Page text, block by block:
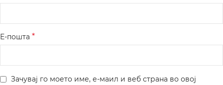
Е-пошта *
Зачувај го моето име, е-маил и веб страна во овој